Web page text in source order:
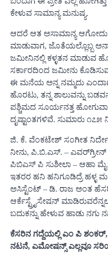
ಕೇಳುವ ಸಾಮಾನ್ಯ ಮನುಷ್ಯ.
ಆದರೆ ಆತ ಅಸಾಮಾನ್ಯ ಆಗೋದು
ಮಾಡುವಾಗ, ಜೊತೆಯಲ್ಲೊಬ್ಬ
ಜಮೀನಿನಲ್ಲಿ ಕಳ್ಳತನ ಮಾಡುವ
ಸರ್ಕಾರದಿಂದ ಜಮೀನು
ಈ ಮನೆಯ ಅನ್ನ ನಮ್ಮದು
ಹೊರಟು, ತನ್ನ ಶಾಲುವನ್ನು
ಪಶ್ಚಿಮದ ಸೂರ್ಯನತ್ತ
ದೃಷ್ಟಾಂತಗಳಿವೆ. ಸುಮಾರು
ಜಿ. ಕೆ. ವೆಂಕಟೇಶ್‌ ಸಂಗೀತ
ನೀನು, ಪಿ.ಬಿ.ಎಸ್.‌ – ಎವರ್‌ಗ್ರೀನ್‌
ಪಿಬಿಎಸ್‌ ಪಿ ಸುಶೀಲಾ – ಆಹಾ
ಇತರರ ಹನಿ ಹನಿಗೂಡಿದ್ರೆ ಹಳ್ಳ
ಅಸಿಸ್ಟೆಂಟ್‌ – ಡಿ. ರಾಜ ಅಂತ
ಆರ್ಕೆಸ್ಟ್ರೈಸೇಷನ್‌
ಬದುಕನ್ನು ಹೇಳುವ ಹಾಡು ನಗು
ಕೆಸರಿನ ಗದ್ದೆಯಲ್ಲಿ ಎಂ ಪಿ
ನಟನೆ, ಎಮೋಷನ್ಸ್‌ ಎಲ್ಲವೂ